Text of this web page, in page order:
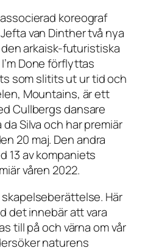
koreograf
van Dinther två nya
arkaisk-futuristiska
Done förflyttas
som slitits ut ur tid och
Mountains, är ett
Cullbergs dansare
Silva och har premiär
20 maj. Den andra
13 av kompaniets
våren 2022.
Här
det innebär att vara
till på och värna om vår
naturens